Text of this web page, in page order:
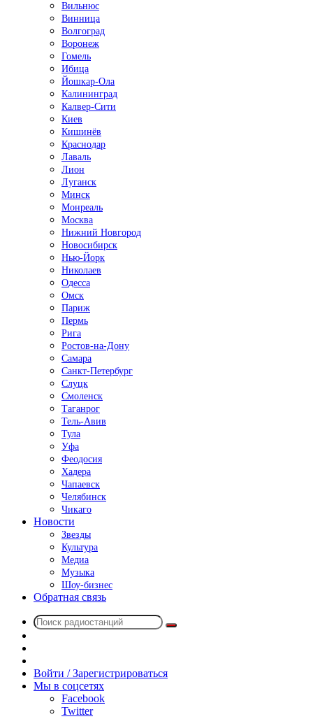
Вильнюс
Винница
Волгоград
Воронеж
Гомель
Ибица
Йошкар-Ола
Калининград
Калвер-Сити
Киев
Кишинёв
Краснодар
Лаваль
Лион
Луганск
Минск
Монреаль
Москва
Нижний Новгород
Новосибирск
Нью-Йорк
Николаев
Одесса
Омск
Париж
Пермь
Рига
Ростов-на-Дону
Самара
Санкт-Петербург
Слуцк
Смоленск
Таганрог
Тель-Авив
Тула
Уфа
Феодосия
Хадера
Чапаевск
Челябинск
Чикаго
Новости
Звезды
Культура
Медиа
Музыка
Шоу-бизнес
Обратная связь
Поиск
радио
Войти / Зарегистрироваться
Мы в соцсетях
Facebook
Twitter